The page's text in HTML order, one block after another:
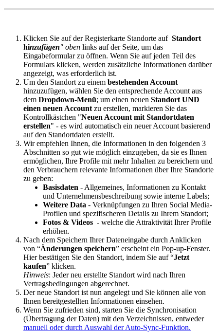
Klicken Sie auf der Registerkarte Standorte auf Standort
hinzufügen" oben links auf der Seite, um das
Eingabeformular zu öffnen. Wenn Sie auf jeden Teil des
Formulars klicken, werden zusätzliche Informationen darüber
angezeigt, was erforderlich ist.
Um den Standort zu einem bestehenden Account
hinzuzufügen, wählen Sie den entsprechende Account aus
dem Dropdown-Menü; um einen neuen Standort UND
einen neuen Account zu erstellen, markieren Sie das
Kontrollkästchen "Neuen Account mit Standortdaten
erstellen" - es wird automatisch ein neuer Account basierend
auf den Standortdaten erstellt.
Wir empfehlen Ihnen, die Informationen in den folgenden 3
Abschnitten so gut wie möglich einzugeben, da sie es Ihnen
ermöglichen, Ihre Profile mit mehr Inhalten zu bereichern und
den Verbrauchern relevante Informationen über Ihre Standorte
zu geben:
Basisdaten - Allgemeines, Informationen zu Kontakt
und Unternehmensbeschreibung sowie interne Labels;
Weitere Data - Verknüpfungen zu Ihren Social Media-
Profilen und spezifischeren Details zu Ihrem Standort;
Fotos & Videos - welche die Attraktivität Ihrer Profile
erhöhen.
Nach dem Speichern Ihrer Dateneingabe durch Anklicken
von “Änderungen speichern” erscheint ein Pop-up-Fenster.
Hier bestätigen Sie den Standort, indem Sie auf “Jetzt
kaufen” klicken.
Hinweis: Jeder neu erstellte Standort wird nach Ihren
Vertragsbedingungen abgerechnet.
Der neue Standort ist nun angelegt und Sie können alle von
Ihnen bereitgestellten Informationen einsehen.
Wenn Sie zufrieden sind, starten Sie die Synchronisation
(Übertragung der Daten) mit den Verzeichnissen, entweder
manuell oder durch Auswahl der Auto-Sync-Funktion.